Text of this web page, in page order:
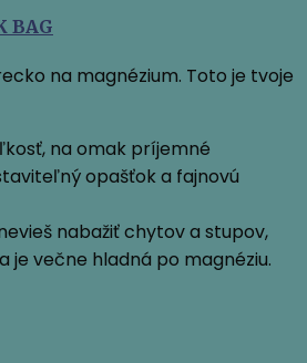
BAG
na magnézium. Toto je tvoje
na omak príjemné
opašťok a fajnovú
nabažiť chytov a stupov,
večne hladná po magnéziu.